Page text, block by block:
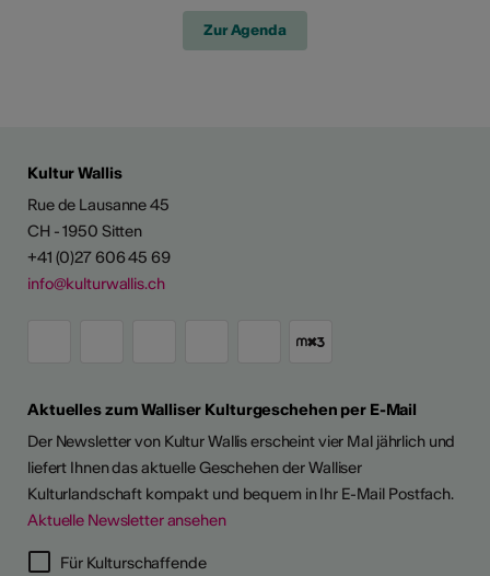
Zur Agenda
Kultur Wallis
Rue de Lausanne 45
CH - 1950 Sitten
+41 (0)27 606 45 69
info@kulturwallis.ch
Aktuelles zum Walliser Kulturgeschehen per E-Mail
Der Newsletter von Kultur Wallis erscheint vier Mal jährlich und
liefert Ihnen das aktuelle Geschehen der Walliser
Kulturlandschaft kompakt und bequem in Ihr E-Mail Postfach.
Aktuelle Newsletter ansehen
Für Kulturschaffende